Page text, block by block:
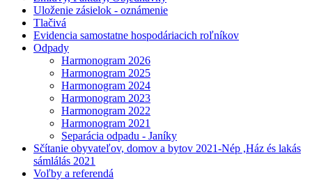
Uloženie zásielok - oznámenie
Tlačivá
Evidencia samostatne hospodáriacich roľníkov
Odpady
Harmonogram 2026
Harmonogram 2025
Harmonogram 2024
Harmonogram 2023
Harmonogram 2022
Harmonogram 2021
Separácia odpadu - Janíky
Sčítanie obyvateľov, domov a bytov 2021-Nép ,Ház és lakás
sámlálás 2021
Voľby a referendá